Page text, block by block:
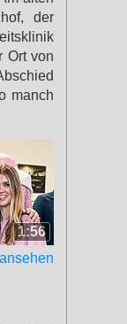
der
Ort von
manch
1:56